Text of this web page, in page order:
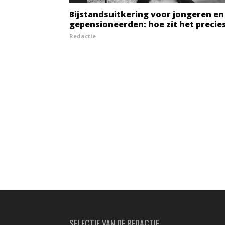
Bijstandsuitkering voor jongeren en
gepensioneerden: hoe zit het
Redactie